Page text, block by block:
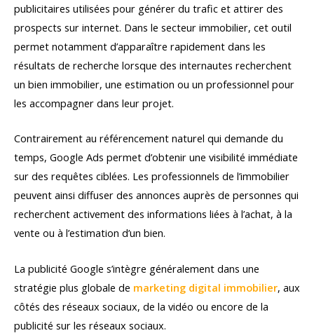
publicitaires utilisées pour générer du trafic et attirer des
prospects sur internet. Dans le secteur immobilier, cet outil
permet notamment d’apparaître rapidement dans les
résultats de recherche lorsque des internautes recherchent
un bien immobilier, une estimation ou un professionnel pour
les accompagner dans leur projet.
Contrairement au référencement naturel qui demande du
temps, Google Ads permet d’obtenir une visibilité immédiate
sur des requêtes ciblées. Les professionnels de l’immobilier
peuvent ainsi diffuser des annonces auprès de personnes qui
recherchent activement des informations liées à l’achat, à la
vente ou à l’estimation d’un bien.
La publicité Google s’intègre généralement dans une
stratégie plus globale de marketing digital immobilier, aux
côtés des réseaux sociaux, de la vidéo ou encore de la
publicité sur les réseaux sociaux.